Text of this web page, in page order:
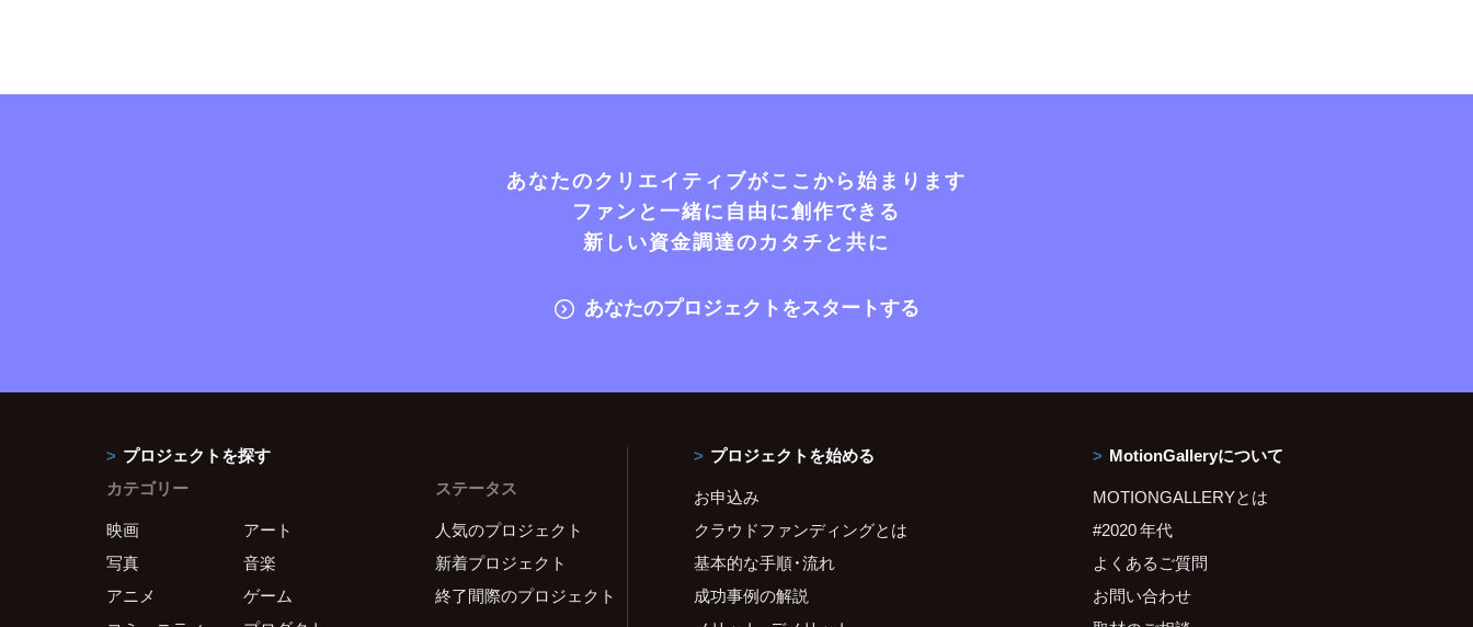
あなたのクリエイティブがここから始まります
ファンと一緒に自由に創作できる
新しい資金調達のカタチと共に
あなたのプロジェクトをスタートする
プロジェクトを探す
カテゴリー
映画
アート
写真
音楽
アニメ
ゲーム
ステータス
人気のプロジェクト
新着プロジェクト
終了間際のプロジェクト
プロジェクトを始める
お申込み
クラウドファンディングとは
基本的な手順・流れ
成功事例の解説
MotionGalleryについて
MOTIONGALLERYとは
#2020 年代
よくあるご質問
お問い合わせ